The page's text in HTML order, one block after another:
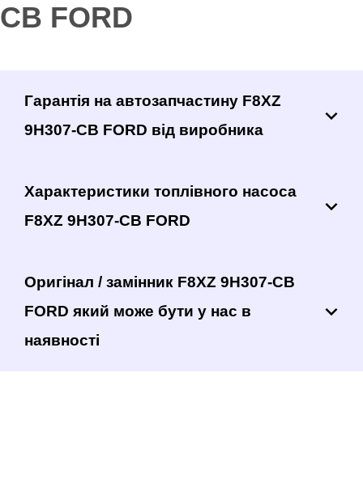
CB FORD
Гарантія на автозапчастину F8XZ
9H307-CB FORD від виробника
Характеристики топлівного насоса
F8XZ 9H307-CB FORD
Оригінал / замінник F8XZ 9H307-CB
FORD який може бути у нас в
наявності